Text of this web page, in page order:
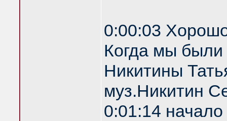
0:00:03
Когда мы
Никитины
муз.Никитин
0:01:14 начало